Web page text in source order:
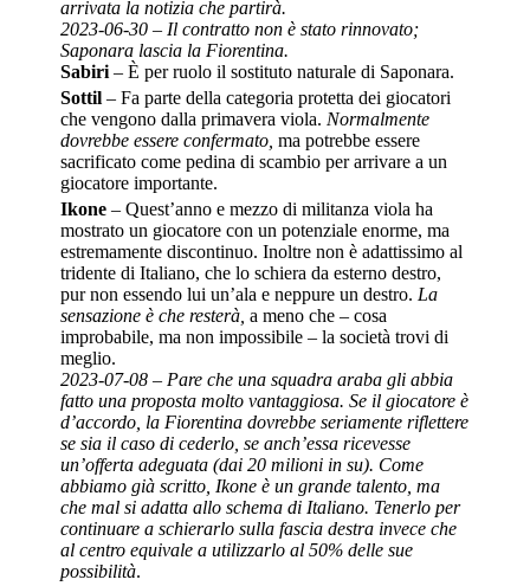
arrivata la notizia che partirà.
2023-06-30 – Il contratto non è stato rinnovato;
Saponara lascia la Fiorentina.
Sabiri – È per ruolo il sostituto naturale di Saponara.
Sottil – Fa parte della categoria protetta dei giocatori
che vengono dalla primavera viola. Normalmente
dovrebbe essere confermato, ma potrebbe essere
sacrificato come pedina di scambio per arrivare a un
giocatore importante.
Ikone – Quest’anno e mezzo di militanza viola ha
mostrato un giocatore con un potenziale enorme, ma
estremamente discontinuo. Inoltre non è adattissimo al
tridente di Italiano, che lo schiera da esterno destro,
pur non essendo lui un’ala e neppure un destro. La
sensazione è che resterà, a meno che – cosa
improbabile, ma non impossibile – la società trovi di
meglio.
2023-07-08 – Pare che una squadra araba gli abbia
fatto una proposta molto vantaggiosa. Se il giocatore è
d’accordo, la Fiorentina dovrebbe seriamente riflettere
se sia il caso di cederlo, se anch’essa ricevesse
un’offerta adeguata (dai 20 milioni in su). Come
abbiamo già scritto, Ikone è un grande talento, ma
che mal si adatta allo schema di Italiano. Tenerlo per
continuare a schierarlo sulla fascia destra invece che
al centro equivale a utilizzarlo al 50% delle sue
possibilità.